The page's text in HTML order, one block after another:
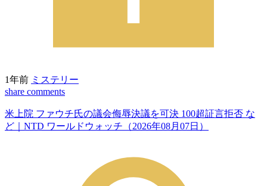
1年前 ミステリー
share comments
米上院 ファウチ氏の議会侮辱決議を可決 100超証言拒否 な
ど｜NTD ワールドウォッチ（2026年08月07日）